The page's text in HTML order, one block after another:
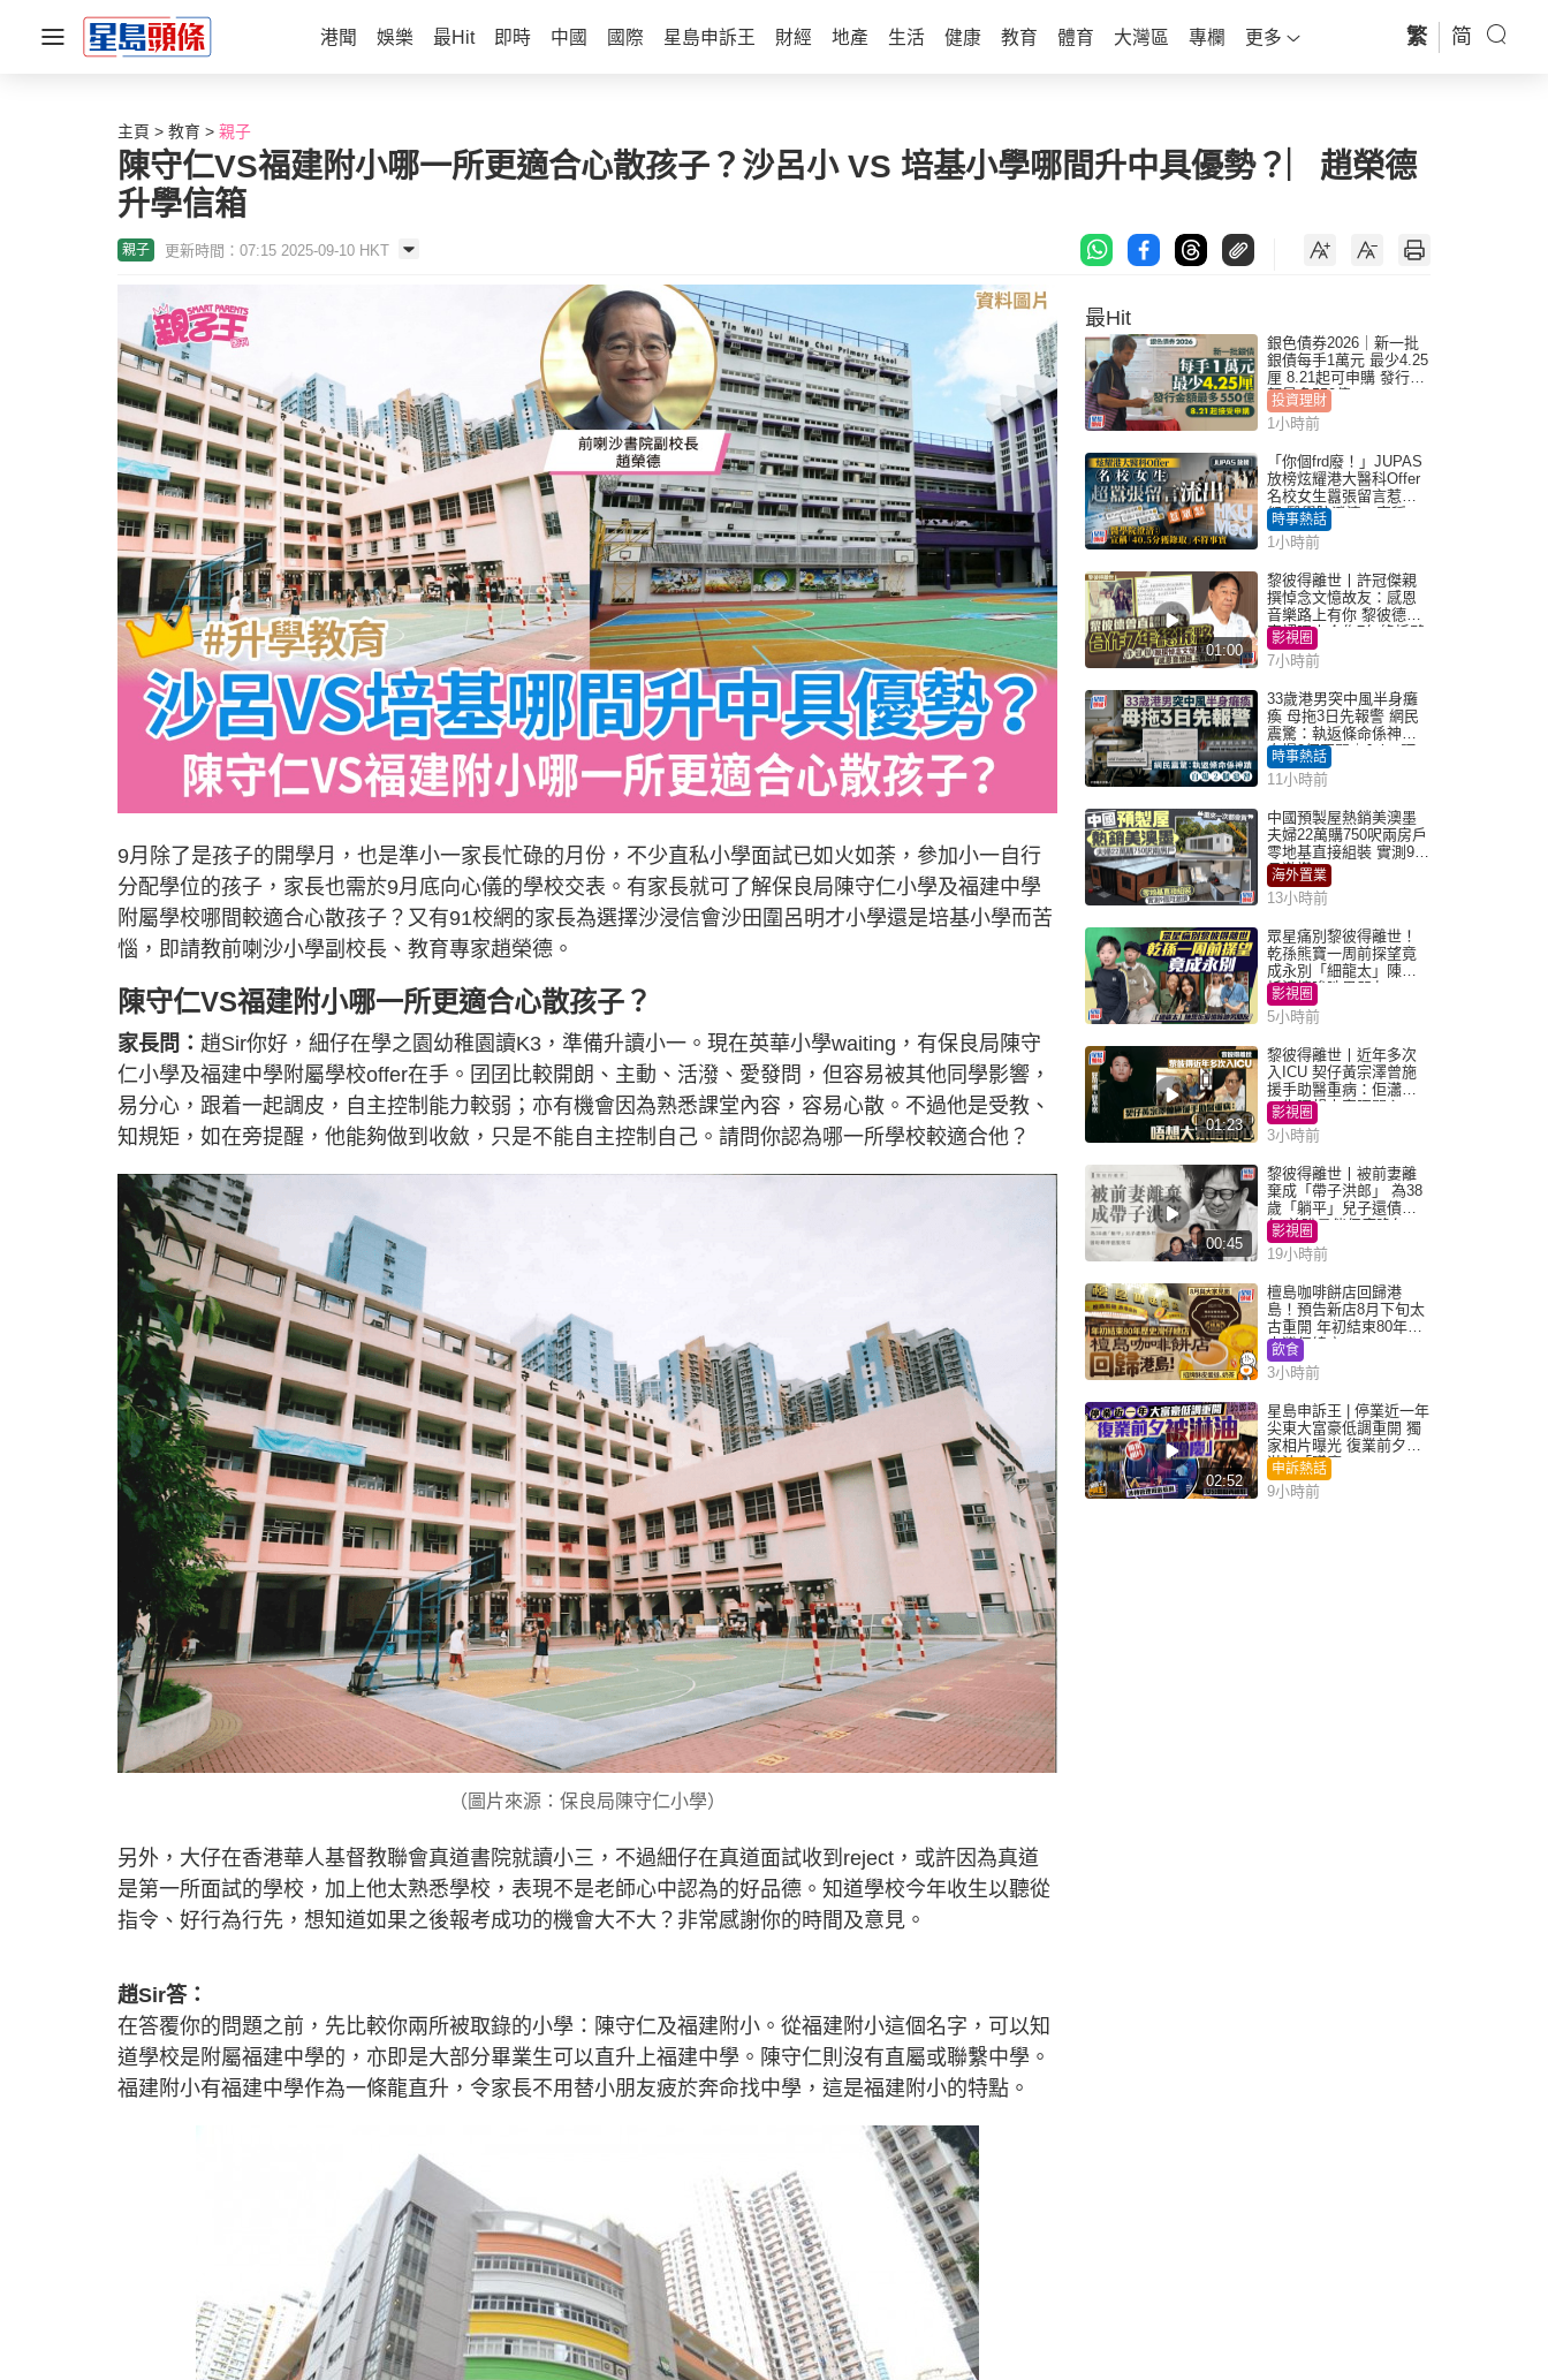
港聞 娛樂 最Hit 即時 中國 國際 星島申訴王 財經 地產 生活 健康 教育 體育 大灣區 專欄 更多 繁 简
主頁 教育 親子
陳守仁VS福建附小哪一所更適合心散孩子？沙呂小 VS 培基小學哪間升中具優勢？︳趙榮德
升學信箱
親子 更新時間：07:15 2025-09-10 HKT
9月除了是孩子的開學月，也是準小一家長忙碌的月份，不少直私小學面試已如火如荼，參加小一自行
分配學位的孩子，家長也需於9月底向心儀的學校交表。有家長就可了解保良局陳守仁小學及福建中學
附屬學校哪間較適合心散孩子？又有91校網的家長為選擇沙浸信會沙田圍呂明才小學還是培基小學而苦
惱，即請教前喇沙小學副校長、教育專家趙榮德。
陳守仁VS福建附小哪一所更適合心散孩子？
家長問： 趙Sir你好，細仔在學之園幼稚園讀K3，準備升讀小一。現在英華小學waiting，有保良局陳守
仁小學及福建中學附屬學校offer在手。囝囝比較開朗、主動、活潑、愛發問，但容易被其他同學影響，
易分心，跟着一起調皮，自主控制能力較弱；亦有機會因為熟悉課堂內容，容易心散。不過他是受教、
知規矩，如在旁提醒，他能夠做到收斂，只是不能自主控制自己。請問你認為哪一所學校較適合他？
（圖片來源：保良局陳守仁小學）
另外，大仔在香港華人基督教聯會真道書院就讀小三，不過細仔在真道面試收到reject，或許因為真道
是第一所面試的學校，加上他太熟悉學校，表現不是老師心中認為的好品德。知道學校今年收生以聽從
指令、好行為行先，想知道如果之後報考成功的機會大不大？非常感謝你的時間及意見。
趙Sir答：
在答覆你的問題之前，先比較你兩所被取錄的小學：陳守仁及福建附小。從福建附小這個名字，可以知
道學校是附屬福建中學的，亦即是大部分畢業生可以直升上福建中學。陳守仁則沒有直屬或聯繫中學。
福建附小有福建中學作為一條龍直升，令家長不用替小朋友疲於奔命找中學，這是福建附小的特點。
最Hit
銀色債券2026｜新一批
銀債每手1萬元 最少4.25
厘 8.21起可申購 發行金
額最多550億
投資理財
1小時前
「你個frd廢！」JUPAS
放榜炫耀港大醫科Offer
名校女生囂張留言惹眾
怒 醫學院澄清：宣稱
「40.5分獲錄取」不符事
實｜Juicy叮
時事熱話
1小時前
01:00
黎彼得離世丨許冠傑親
撰悼念文憶故友：感恩
音樂路上有你 黎彼德曾
直認唔夾合作7年終拆夥
影視圈
7小時前
33歲港男突中風半身癱
瘓 母拖3日先報警 網民
震驚：執返條命係神蹟
自爆2個惡習｜Juicy叮
時事熱話
11小時前
中國預製屋熱銷美澳墨
夫婦22萬購750呎兩房戶
零地基直接組裝 實測9個
月激讚
海外置業
13小時前
眾星痛別黎彼得離世！
乾孫熊寶一周前探望竟
成永別「細龍太」陳思
圻淚憶唉吔男朋友
影視圈
5小時前
01:23
黎彼得離世丨近年多次
入ICU 契仔黃宗澤曾施
援手助醫重病：佢瀟灑
一生唔想大家唔開心
影視圈
3小時前
00:45
黎彼得離世丨被前妻離
棄成「帶子洪郎」 為38
歲「躺平」兒子還債多
年 曾盼尋伴侶度晚年
影視圈
19小時前
檀島咖啡餅店回歸港
島！預告新店8月下旬太
古重開 年初結束80年歷
史灣仔總店
飲食
3小時前
02:52
星島申訴王 | 停業近一年
尖東大富豪低調重開 獨
家相片曝光 復業前夕被
淋油「贈慶」
申訴熱話
9小時前